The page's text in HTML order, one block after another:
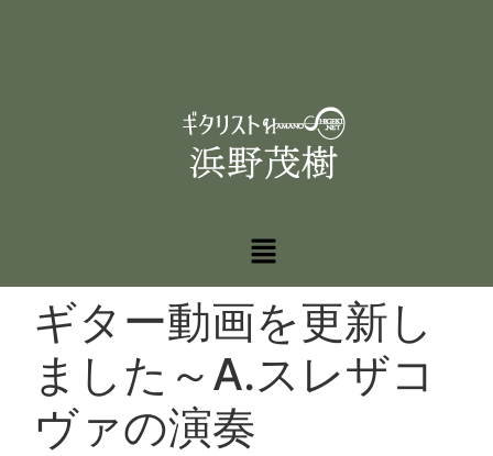
ギター動画を更新し
ました～A.スレザコ
ヴァの演奏